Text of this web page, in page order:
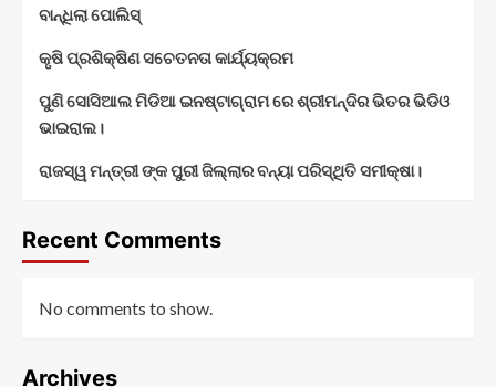
ବାନ୍ଧିଲା ପୋଲିସ୍
କୃଷି ପ୍ରଶିକ୍ଷିଣ ସଚେତନତା କାର୍ଯ୍ୟକ୍ରମ
ପୁଣି ସୋସିଆଲ ମିଡିଆ ଇନଷ୍ଟାଗ୍ରାମ ରେ ଶ୍ରୀମନ୍ଦିର ଭିତର ଭିଡିଓ
ଭାଇରାଲ।
ରାଜସ୍ୱ ମନ୍ତ୍ରୀ ଙ୍କ ପୁରୀ ଜିଲ୍ଲାର ବନ୍ୟା ପରିସ୍ଥିତି ସମୀକ୍ଷା।
Recent Comments
No comments to show.
Archives